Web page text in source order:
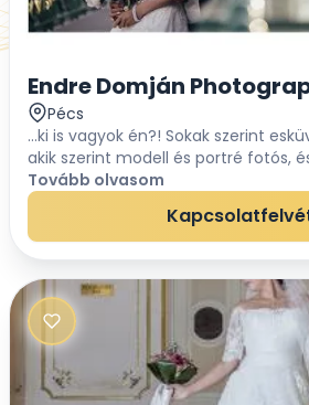
Endre Domján
Pécs
...ki is vagyok én?! Sokak szerint
akik szerint modell és portré fotós,
reklám fotós. Talán mindezek
ember vagyok a milliók...
Tovább olvasom